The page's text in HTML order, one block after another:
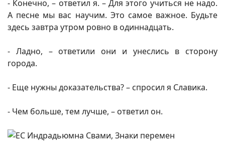
- Конечно, – ответил я. – Для этого учиться не надо.
А песне мы вас научим. Это самое важное. Будьте
здесь завтра утром ровно в одиннадцать.
- Ладно, – ответили они и унеслись в сторону
города.
- Еще нужны доказательства? – спросил я Славика.
- Чем больше, тем лучше, – ответил он.